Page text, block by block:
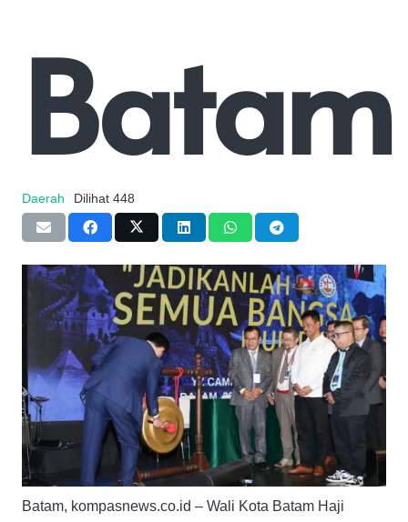
Batam
Daerah Dilihat 448
Batam, kompasnews.co.id – Wali Kota Batam Haji